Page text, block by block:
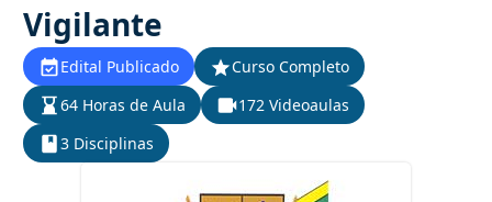
Vigilante
Edital Publicado
Curso Completo
64 Horas de Aula
172 Videoaulas
3 Disciplinas